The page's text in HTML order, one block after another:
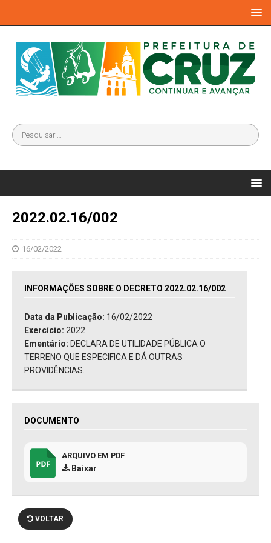
2022.02.16/002
16/02/2022
INFORMAÇÕES SOBRE O DECRETO 2022.02.16/002
Data da Publicação: 16/02/2022
Exercício: 2022
Ementário: DECLARA DE UTILIDADE PÚBLICA O
TERRENO QUE ESPECIFICA E DÁ OUTRAS
PROVIDÊNCIAS.
DOCUMENTO
ARQUIVO EM PDF
Baixar
VOLTAR